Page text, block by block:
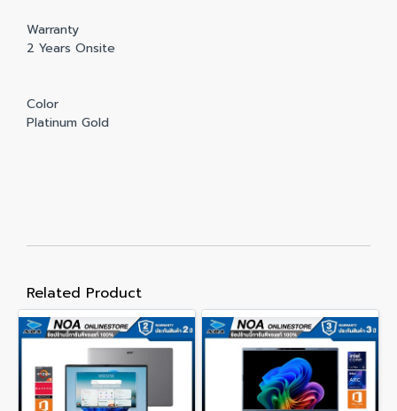
Warranty
2 Years Onsite
Color
Platinum Gold
Related Product